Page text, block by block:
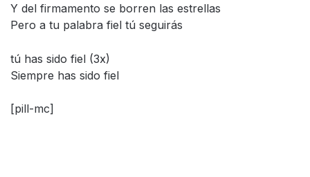
Y del firmamento se borren las estrellas
Pero a tu palabra fiel tú seguirás
tú has sido fiel (3x)
Siempre has sido fiel
[pill-mc]